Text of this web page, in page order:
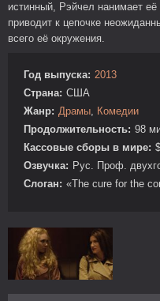
истинный, Рэйчел нанимает
приводит к цепочке
всего её окружения.
Год выпуска: 2013
Страна: США
Жанр: Драмы, Комедии
Продолжительность: 98
Кассовые сборы в мире:
Озвучка: Рус. Проф.
Слоган: «The cure for the